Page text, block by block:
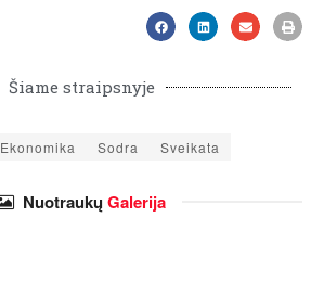
Šiame straipsnyje
Ekonomika Sodra Sveikata
NuotraukųGalerija